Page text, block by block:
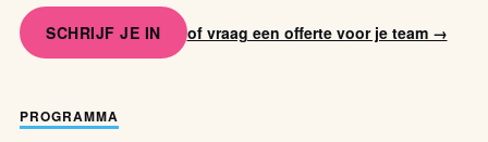
SCHRIJF JE IN of vraag een offerte voor je team →
PROGRAMMA